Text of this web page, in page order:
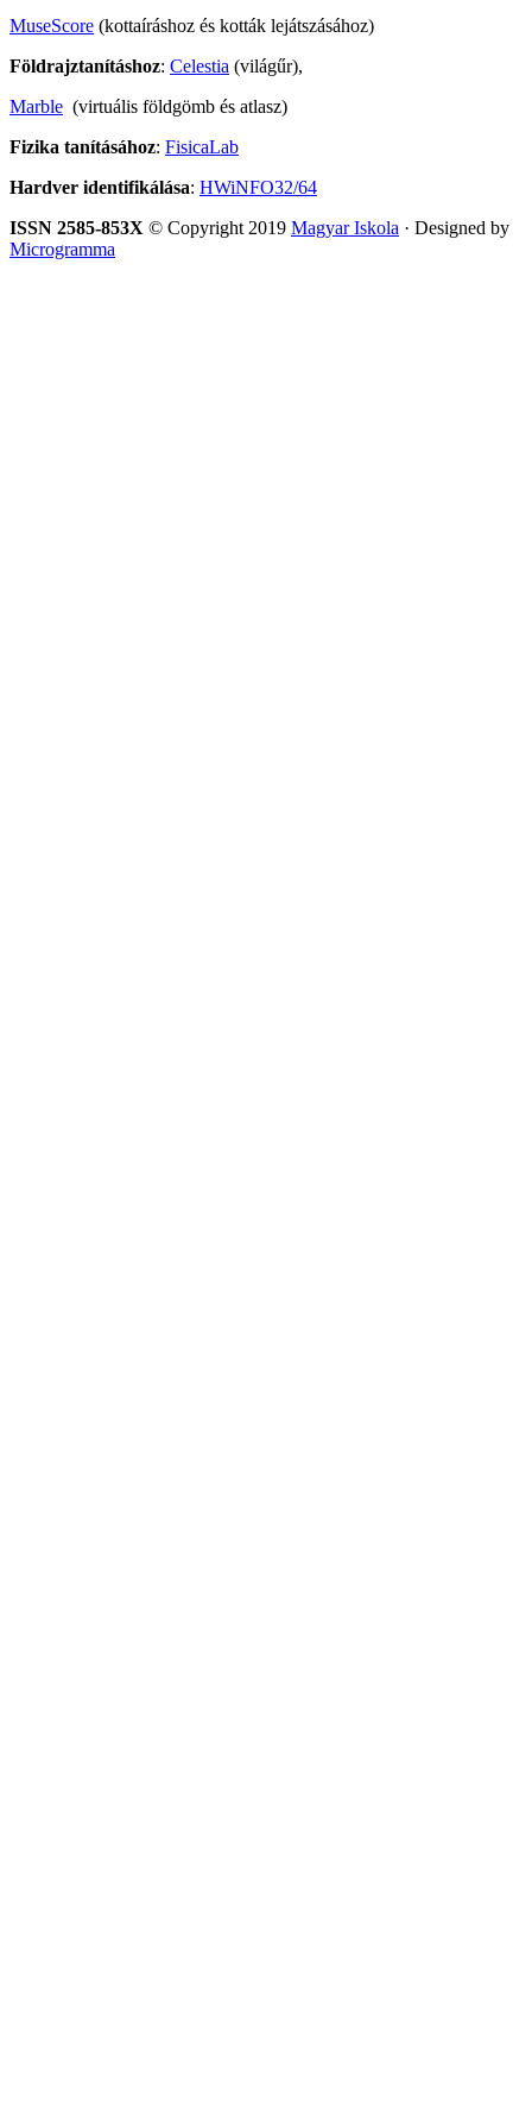
MuseScore (kottaíráshoz és kották lejátszásához)
Földrajztanításhoz: Celestia (világűr),
Marble (virtuális földgömb és atlasz)
Fizika tanításához: FisicaLab
Hardver identifikálása: HWiNFO32/64
ISSN 2585-853X © Copyright 2019 Magyar Iskola · Designed by
Microgramma